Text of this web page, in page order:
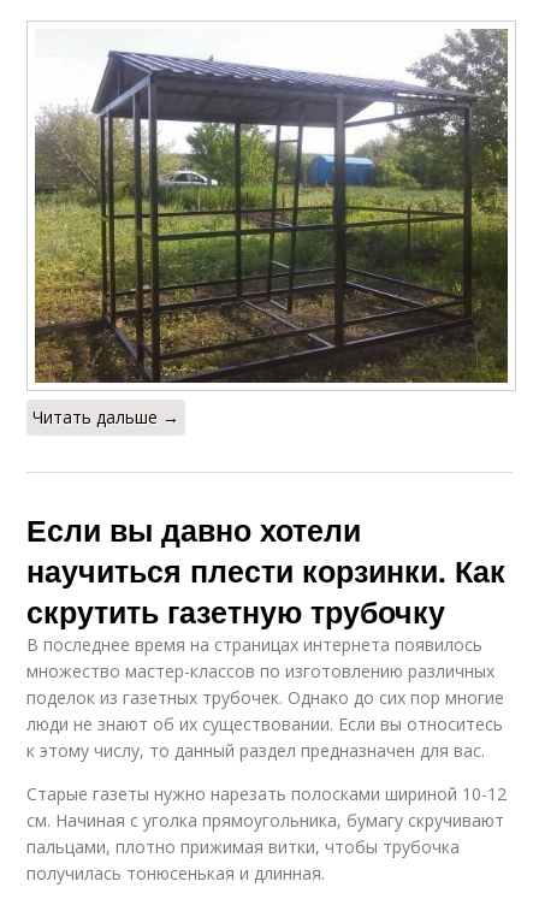
Читать дальше →
Если вы давно хотели
научиться плести корзинки. Как
скрутить газетную трубочку
В последнее время на страницах интернета появилось
множество мастер-классов по изготовлению различных
поделок из газетных трубочек. Однако до сих пор многие
люди не знают об их существовании. Если вы относитесь
к этому числу, то данный раздел предназначен для вас.
Старые газеты нужно нарезать полосками шириной 10-12
см. Начиная с уголка прямоугольника, бумагу скручивают
пальцами, плотно прижимая витки, чтобы трубочка
получилась тонюсенькая и длинная.